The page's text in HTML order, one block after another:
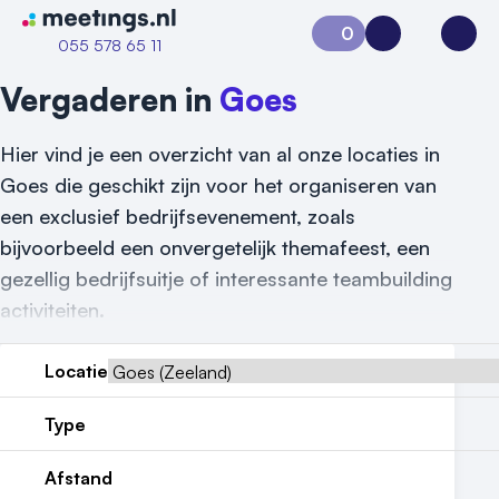
Naar home van Meetings
055 578 65 11
Vraag locatie aan
Locatiegids
Meld locatie aan
Nieuws
Reviews (5⭐️)
0
Aanvraag 0Inloggen
Vergaderen in Goes
Hier vind je een overzicht van al onze locaties in
Goes die geschikt zijn voor het organiseren van
een exclusief bedrijfsevenement, zoals
bijvoorbeeld een onvergetelijk themafeest, een
gezellig bedrijfsuitje of interessante teambuilding
activiteiten.
Locatie
Type
Afstand